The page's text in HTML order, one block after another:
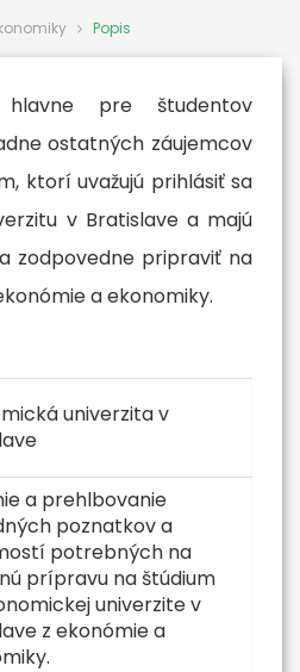
Popis
pre študentov
ostatných záujemcov
ktorí uvažujú prihlásiť sa
v Bratislave a majú
zodpovedne pripraviť na
a ekonomiky.
univerzita v
a prehlbovanie
poznatkov a
potrebných na
prípravu na štúdium
univerzite v
z ekonómie a